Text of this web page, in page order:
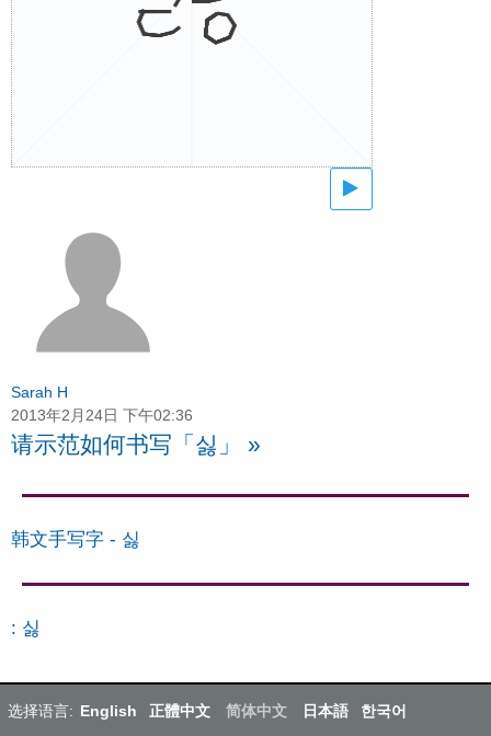
Sarah H
2013年2月24日 下午02:36
请示范如何书写「싫」 »
韩文手写字 - 싫
: 싫
选择语言: English 正體中文 简体中文 日本語 한국어